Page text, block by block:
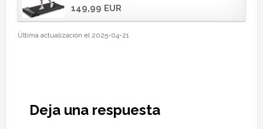
149,99 EUR
Última actualización el 2025-04-21
conDeja una respuesta